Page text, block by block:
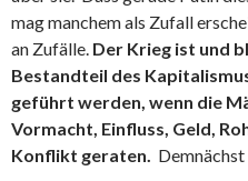
mag manchem als Zufall
an Zufälle. Der Krieg ist und
Bestandteil des
geführt werden, wenn die
Vormacht, Einfluss, Geld,
Konflikt geraten.